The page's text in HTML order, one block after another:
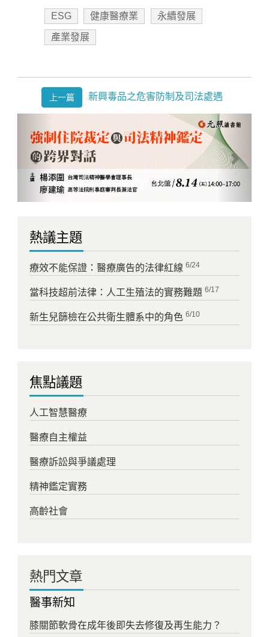
ESG 健康醫療業 永續發展
產業發展
上一篇 新興毒品之危害防制及司法處遇
Next
熱議主題
療效不能保證：醫療廣告的法律紅線 6/24
當科技超前法律：人工生殖法的實務難題 6/17
新生兒篩檢在公共衛生體系中的角色 6/10
焦點議題
人工智慧醫療
醫療自主權益
醫療訴訟與爭議處理
精神鑑定實務
高齡社會
熱門文章
醫事新知
膝關節軟骨在成年後即失去修復及再生能力？